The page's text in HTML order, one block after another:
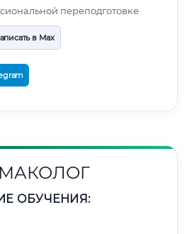
переподготовке
в Max
ОБУЧЕНИЯ: